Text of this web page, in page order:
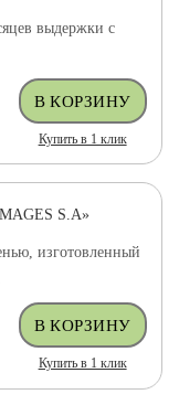
выдержки с
Купить в 1 клик
S.A»
изготовленный
Купить в 1 клик